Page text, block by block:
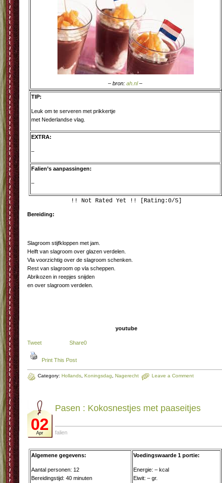
– bron:ah.nl–
TIP:
Leuk om te serveren met prikkertje
met Nederlandse vlag.
EXTRA:
–
Falien’s aanpassingen:
–
!! Not Rated Yet !! [Rating:0/5]
Bereiding:
Slagroom stijfkloppen met jam.
Helft van slagroom over glazen verdelen.
Vla voorzichtig over de slagroom schenken.
Rest van slagroom op vla scheppen.
Abrikozen in reepjes snijden
en over slagroom verdelen.
youtube
Tweet Share0
Print This Post
Category: Hollands Koningsdag Nagerecht Leave a Comment
02
Apr
Pasen : Kokosnestjes met paaseitjes
falien
Algemene gegevens:
Aantal personen: 12
Bereidingstijd: 40 minuten
Voedingswaarde 1 portie:
Energie: – kcal
Eiwit: – gr.